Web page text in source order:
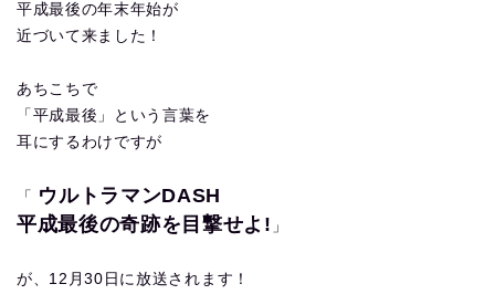
平成最後の年末年始が
近づいて来ました！
あちこちで
「平成最後」という言葉を
耳にするわけですが
「
ウルトラマンDASH
平成最後の奇跡を目撃せよ! 」
が、12月30日に放送されます！